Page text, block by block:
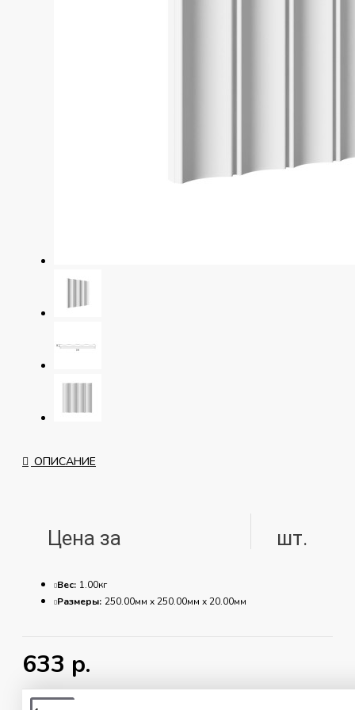
ОПИСАНИЕ
Цена за шт.
Материал
633 р.
Вес: 1.00кг
Размеры: 250.00мм x 250.00мм x 20.00мм